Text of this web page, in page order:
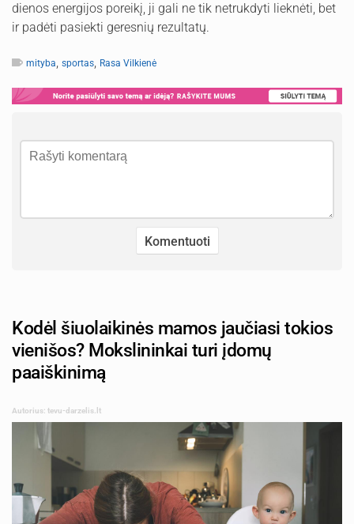
dienos energijos poreikį, ji gali ne tik netrukdyti lieknėti, bet
ir padėti pasiekti geresnių rezultatų.
mityba, sportas, Rasa Vilkienė
Kodėl šiuolaikinės mamos jaučiasi tokios
vienišos? Mokslininkai turi įdomų
paaiškinimą
Autorius: tevu-darzelis.lt